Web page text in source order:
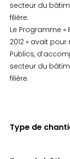
secteur du
filière.
Le Programme «
2012 » avait
Publics,
secteur du
filière.
Type de